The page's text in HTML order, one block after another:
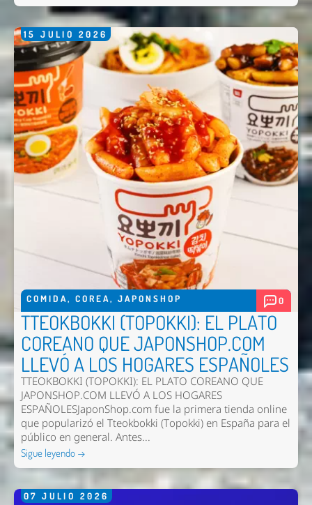
15 JULIO 2026
COMIDA, COREA, JAPONSHOP 0
TTEOKBOKKI (TOPOKKI): EL PLATO
COREANO QUE JAPONSHOP.COM
LLEVÓ A LOS HOGARES ESPAÑOLES
TTEOKBOKKI (TOPOKKI): EL PLATO COREANO QUE
JAPONSHOP.COM LLEVÓ A LOS HOGARES
ESPAÑOLESJaponShop.com fue la primera tienda online
que popularizó el Tteokbokki (Topokki) en España para el
público en general. Antes...
Sigue leyendo →
07 JULIO 2026
Nombre *
Email *
Comentario *